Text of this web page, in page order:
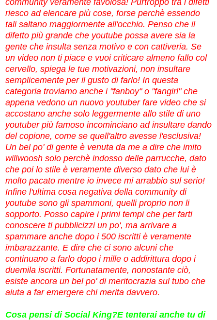
riesco ad elencare più cose, forse perchè essendo
tali saltano maggiormente all'occhio. Penso che il
difetto più grande che youtube possa avere sia la
gente che insulta senza motivo e con cattiveria. Se
un video non ti piace e vuoi criticare almeno fallo col
cervello, spiega le tue motivazioni, non insultare
semplicemente per il gusto di farlo! In questa
categoria troviamo anche i "fanboy" o "fangirl" che
appena vedono un nuovo youtuber fare video che si
accostano anche solo leggermente allo stile di uno
youtuber più famoso incominciano ad insultare dando
del copione, come se quell'altro avesse l'esclusiva!
Un bel po' di gente è venuta da me a dire che imito
willwoosh solo perchè indosso delle parrucche, dato
che poi lo stile è veramente diverso dato che lui è
molto pacato mentre io invece mi arrabbio sul serio!
Infine l'ultima cosa negativa della community di
youtube sono gli spammoni, quelli proprio non li
sopporto. Posso capire i primi tempi che per farti
conoscere ti pubblicizzi un po', ma arrivare a
spammare anche dopo i 500 iscritti è veramente
imbarazzante. E dire che ci sono alcuni che
continuano a farlo dopo i mille o addirittura dopo i
duemila iscritti. Fortunatamente, nonostante ciò,
esiste ancora un bel po' di meritocrazia sul tubo che
aiuta a far emergere chi merita davvero.
Cosa pensi di Social King?E tenterai anche tu di